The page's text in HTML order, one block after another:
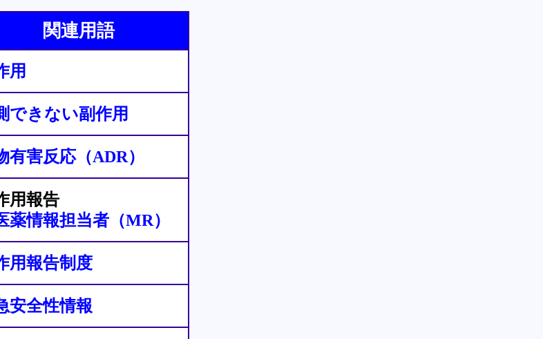
関連用語
用
できない副作用
有害反応（ADR）
用報告
薬情報担当者（MR）
用報告制度
安全性情報